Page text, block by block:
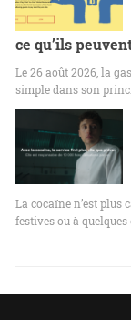
ce qu’ils
Le 26 août 2026, la
simple dans son
La cocaïne n’est plus
festives ou à quelques